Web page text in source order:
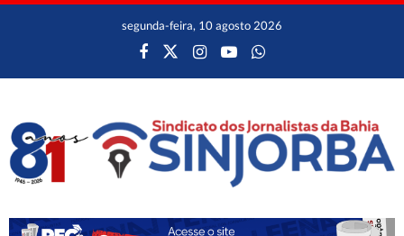
segunda-feira, 10 agosto 2026